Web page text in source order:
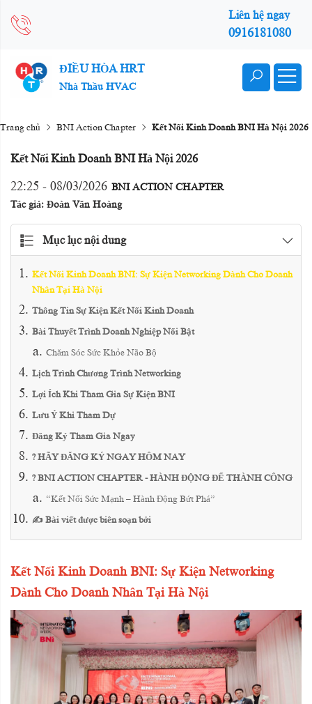
Liên hệ ngay
0916181080
ĐIỀU HÒA HRT
Nhà Thầu HVAC
Trang chủ BNI Action Chapter Kết Nối Kinh Doanh BNI Hà Nội 2026
Kết Nối Kinh Doanh BNI Hà Nội 2026
22:25 - 08/03/2026 BNI ACTION CHAPTER
Tác giả: Đoàn Văn Hoàng
Mục lục nội dung
Kết Nối Kinh Doanh BNI: Sự Kiện Networking Dành Cho Doanh
Nhân Tại Hà Nội
Thông Tin Sự Kiện Kết Nối Kinh Doanh
Bài Thuyết Trình Doanh Nghiệp Nổi Bật
Chăm Sóc Sức Khỏe Não Bộ
Lịch Trình Chương Trình Networking
Lợi Ích Khi Tham Gia Sự Kiện BNI
Lưu Ý Khi Tham Dự
Đăng Ký Tham Gia Ngay
? HÃY ĐĂNG KÝ NGAY HÔM NAY
? BNI ACTION CHAPTER - HÀNH ĐỘNG ĐỂ THÀNH CÔNG
“Kết Nối Sức Mạnh – Hành Động Bứt Phá”
✍️ Bài viết được biên soạn bởi
Kết Nối Kinh Doanh BNI: Sự Kiện Networking
Dành Cho Doanh Nhân Tại Hà Nội